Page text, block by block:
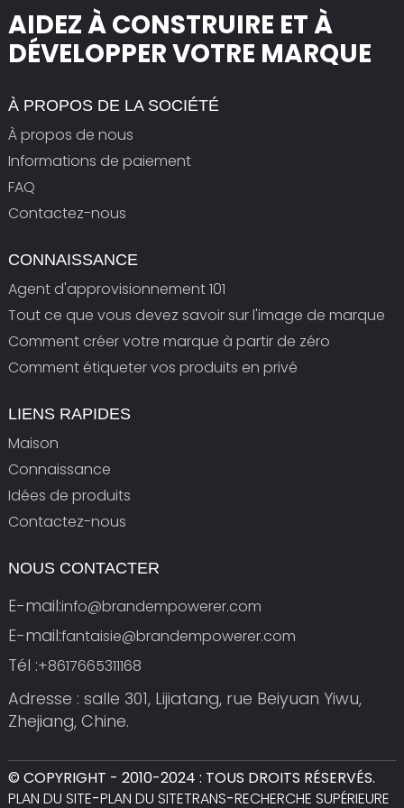
AIDEZ À CONSTRUIRE ET À
DÉVELOPPER VOTRE MARQUE
À PROPOS DE LA SOCIÉTÉ
À propos de nous
Informations de paiement
FAQ
Contactez-nous
CONNAISSANCE
Agent d'approvisionnement 101
Tout ce que vous devez savoir sur l'image de marque
Comment créer votre marque à partir de zéro
Comment étiqueter vos produits en privé
LIENS RAPIDES
Maison
Connaissance
Idées de produits
Contactez-nous
NOUS CONTACTER
E-mail:info@brandempowerer.com
E-mail:fantaisie@brandempowerer.com
Tél :+8617665311168
Adresse : salle 301, Lijiatang, rue Beiyuan Yiwu,
Zhejiang, Chine.
© COPYRIGHT - 2010-2024 : TOUS DROITS RÉSERVÉS.
PLAN DU SITE-PLAN DU SITETRANS-RECHERCHE SUPÉRIEURE